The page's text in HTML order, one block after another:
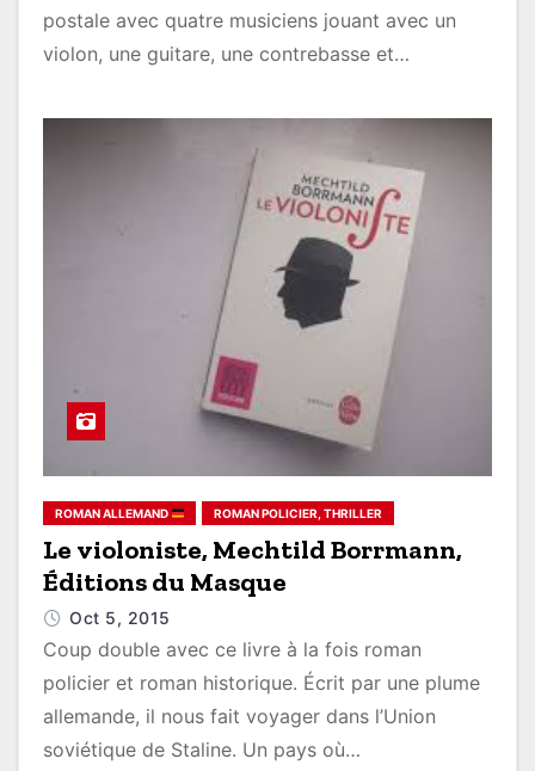
postale avec quatre musiciens jouant avec un
violon, une guitare, une contrebasse et…
ROMAN ALLEMAND ROMAN POLICIER, THRILLER
Le violoniste, Mechtild Borrmann,
Éditions du Masque
Oct 5, 2015
Coup double avec ce livre à la fois roman
policier et roman historique. Écrit par une plume
allemande, il nous fait voyager dans l’Union
soviétique de Staline. Un pays où…